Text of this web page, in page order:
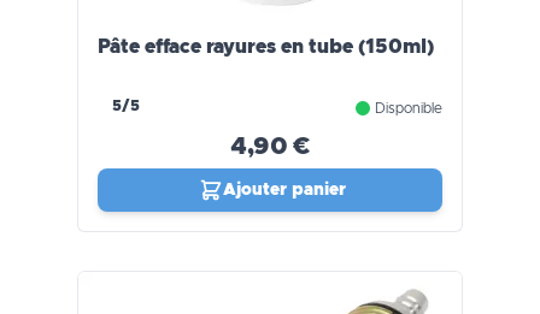
Pâte efface rayures en tube (150ml)
5/5 Disponible
4,90 €
Ajouter panier